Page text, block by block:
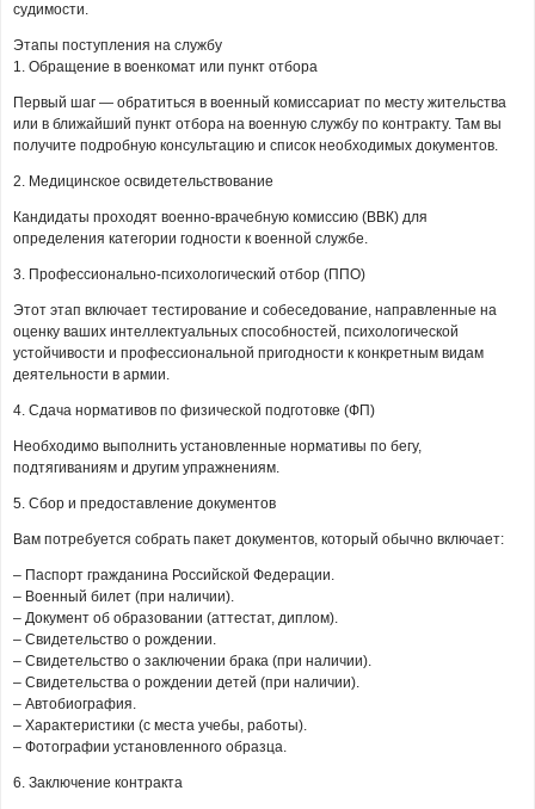
судимости.
Этапы поступления на службу
1. Обращение в военкомат или пункт отбора
Первый шаг — обратиться в военный комиссариат по месту жительства
или в ближайший пункт отбора на военную службу по контракту. Там вы
получите подробную консультацию и список необходимых документов.
2. Медицинское освидетельствование
Кандидаты проходят военно-врачебную комиссию (ВВК) для
определения категории годности к военной службе.
3. Профессионально-психологический отбор (ППО)
Этот этап включает тестирование и собеседование, направленные на
оценку ваших интеллектуальных способностей, психологической
устойчивости и профессиональной пригодности к конкретным видам
деятельности в армии.
4. Сдача нормативов по физической подготовке (ФП)
Необходимо выполнить установленные нормативы по бегу,
подтягиваниям и другим упражнениям.
5. Сбор и предоставление документов
Вам потребуется собрать пакет документов, который обычно включает:
– Паспорт гражданина Российской Федерации.
– Военный билет (при наличии).
– Документ об образовании (аттестат, диплом).
– Свидетельство о рождении.
– Свидетельство о заключении брака (при наличии).
– Свидетельства о рождении детей (при наличии).
– Автобиография.
– Характеристики (с места учебы, работы).
– Фотографии установленного образца.
6. Заключение контракта